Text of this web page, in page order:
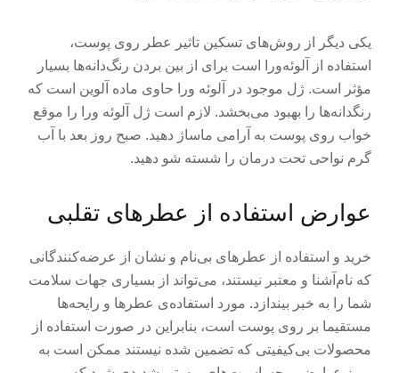
یکی دیگر از روش‌های تسکین تاثیر عطر روی پوست،
استفاده از آلوئه‌ورا است برای از بین بردن رنگ‌دانه‌ها بسیار
مؤثر است. ژل موجود در آلوئه ورا حاوی ماده آلوین است که
رنگدانه‌ها را بهبود می‌بخشد. لازم است ژل آلوئه ورا را موقع
خواب روی پوست به آرامی ماساژ دهید. صبح روز بعد با آب
گرم نواحی تحت درمان را شسته شو دهید.
عوارض استفاده از عطرهای تقلبی
خرید و استفاده از عطرهای بی‌نام و نشان از عرضه‌کنندگانی
که نام‌آشنا و معتبر نیستند، می‌تواند از بسیاری جهات سلامت
شما را به خبر بیندازد. مورد استفاده‌ی عطرها و رایحه‌ها
مستقیما بر روی پوست است، بنابراین در صورت استفاده از
محصولات بی‌کیفیتی که تضمین شده نیستند ممکن است به